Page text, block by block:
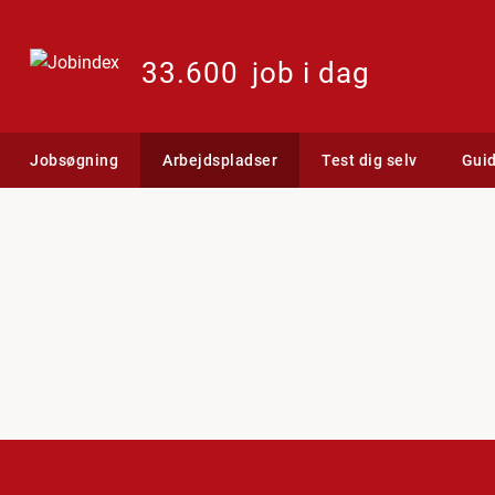
33.600 job i dag
Jobsøgning Arbejdspladser Test dig selv